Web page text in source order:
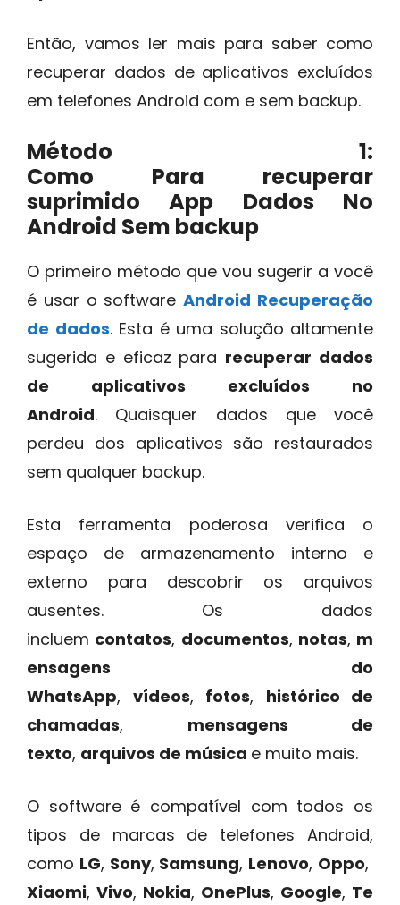
Então, vamos ler mais para saber como
recuperar dados de aplicativos excluídos
em telefones Android com e sem backup.
Método 1:
Como Para recuperar
suprimido App Dados No
Android Sem backup
O primeiro método que vou sugerir a você
é usar o softwareAndroid Recuperação
de dados. Esta é uma solução altamente
sugerida e eficaz para recuperar dados
de aplicativos excluídos no
Android. Quaisquer dados que você
perdeu dos aplicativos são restaurados
sem qualquer backup.
Esta ferramenta poderosa verifica o
espaço de armazenamento interno e
externo para descobrir os arquivos
ausentes. Os dados
incluem contatos, documentos, notas, m
ensagens do
WhatsApp, vídeos, fotos, histórico de
chamadas, mensagens de
texto, arquivos de música e muito mais.
O software é compatível com todos os
tipos de marcas de telefones Android,
como LG, Sony, Samsung, Lenovo, Oppo,
Xiaomi, Vivo, Nokia, OnePlus, Google, Te